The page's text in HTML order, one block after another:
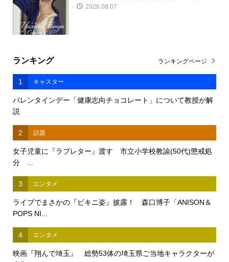
2026.08.07
ランキング
1 キャスター
バレンタインデー「健康志向チョコレート」について教授が解
説
2 話題
女子児童に『ラブレター』渡す 市立小学校教諭(50代)懲戒処
分 ...
3 エンタメ
ライブでまさかの『ビキニ姿』披露！ 森口博子「ANISON＆
POPS NI...
4 エンタメ
映画『翔んで埼玉』 総勢53体の埼玉県ご当地キャラクターが
ランキングページ